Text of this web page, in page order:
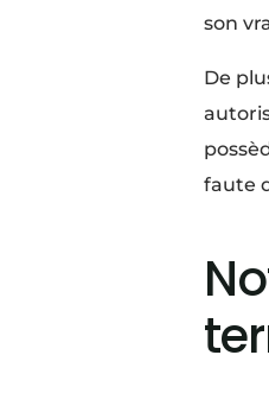
son
De
faute